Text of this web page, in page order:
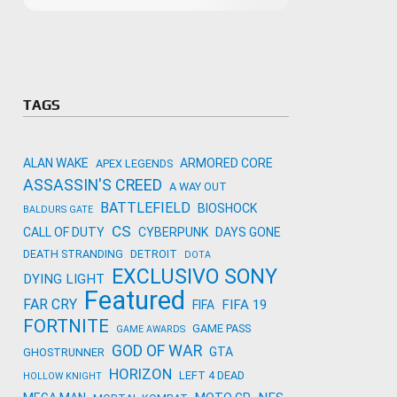
TAGS
ALAN WAKE APEX LEGENDS ARMORED CORE
ASSASSIN'S CREED A WAY OUT
BALDURS GATE BATTLEFIELD
BIOSHOCK
CALL OF DUTY CS CYBERPUNK DAYS GONE
DEATH STRANDING DETROIT DOTA
DYING LIGHT EXCLUSIVO SONY
FAR CRY Featured FIFA FIFA 19
FORTNITE GAME AWARDS
GAME PASS
GHOSTRUNNER GOD OF WAR GTA
HOLLOW KNIGHT HORIZON LEFT 4 DEAD